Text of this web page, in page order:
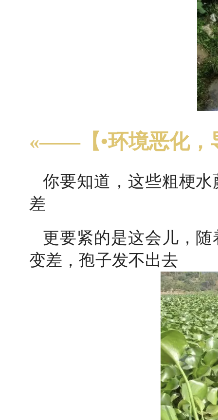
«——【•环境恶化，
你要知道，这些粗梗
差
更要紧的是这会儿，
变差，孢子发不出去